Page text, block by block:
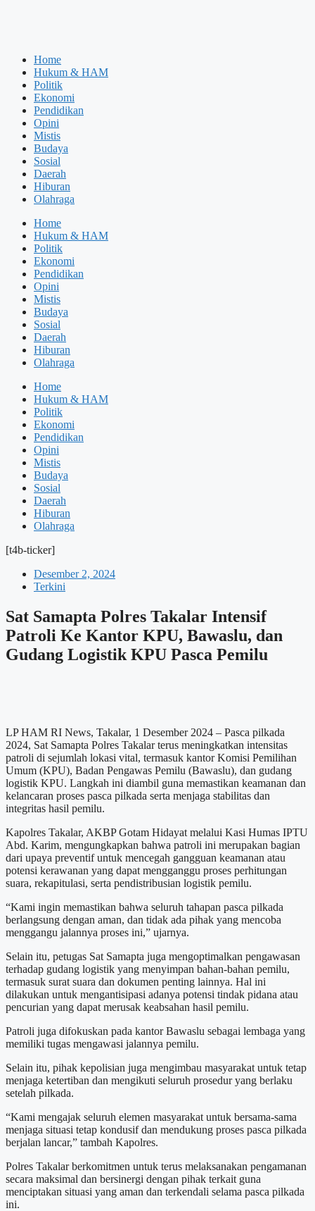
Home
Hukum & HAM
Politik
Ekonomi
Pendidikan
Opini
Mistis
Budaya
Sosial
Daerah
Hiburan
Olahraga
Home
Hukum & HAM
Politik
Ekonomi
Pendidikan
Opini
Mistis
Budaya
Sosial
Daerah
Hiburan
Olahraga
Home
Hukum & HAM
Politik
Ekonomi
Pendidikan
Opini
Mistis
Budaya
Sosial
Daerah
Hiburan
Olahraga
[t4b-ticker]
Desember 2, 2024
Terkini
Sat Samapta Polres Takalar Intensif
Patroli Ke Kantor KPU, Bawaslu, dan
Gudang Logistik KPU Pasca Pemilu
LP HAM RI News, Takalar, 1 Desember 2024 – Pasca pilkada
2024, Sat Samapta Polres Takalar terus meningkatkan intensitas
patroli di sejumlah lokasi vital, termasuk kantor Komisi Pemilihan
Umum (KPU), Badan Pengawas Pemilu (Bawaslu), dan gudang
logistik KPU. Langkah ini diambil guna memastikan keamanan dan
kelancaran proses pasca pilkada serta menjaga stabilitas dan
integritas hasil pemilu.
Kapolres Takalar, AKBP Gotam Hidayat melalui Kasi Humas IPTU
Abd. Karim, mengungkapkan bahwa patroli ini merupakan bagian
dari upaya preventif untuk mencegah gangguan keamanan atau
potensi kerawanan yang dapat mengganggu proses perhitungan
suara, rekapitulasi, serta pendistribusian logistik pemilu.
“Kami ingin memastikan bahwa seluruh tahapan pasca pilkada
berlangsung dengan aman, dan tidak ada pihak yang mencoba
menggangu jalannya proses ini,” ujarnya.
Selain itu, petugas Sat Samapta juga mengoptimalkan pengawasan
terhadap gudang logistik yang menyimpan bahan-bahan pemilu,
termasuk surat suara dan dokumen penting lainnya. Hal ini
dilakukan untuk mengantisipasi adanya potensi tindak pidana atau
pencurian yang dapat merusak keabsahan hasil pemilu.
Patroli juga difokuskan pada kantor Bawaslu sebagai lembaga yang
memiliki tugas mengawasi jalannya pemilu.
Selain itu, pihak kepolisian juga mengimbau masyarakat untuk tetap
menjaga ketertiban dan mengikuti seluruh prosedur yang berlaku
setelah pilkada.
“Kami mengajak seluruh elemen masyarakat untuk bersama-sama
menjaga situasi tetap kondusif dan mendukung proses pasca pilkada
berjalan lancar,” tambah Kapolres.
Polres Takalar berkomitmen untuk terus melaksanakan pengamanan
secara maksimal dan bersinergi dengan pihak terkait guna
menciptakan situasi yang aman dan terkendali selama pasca pilkada
ini.